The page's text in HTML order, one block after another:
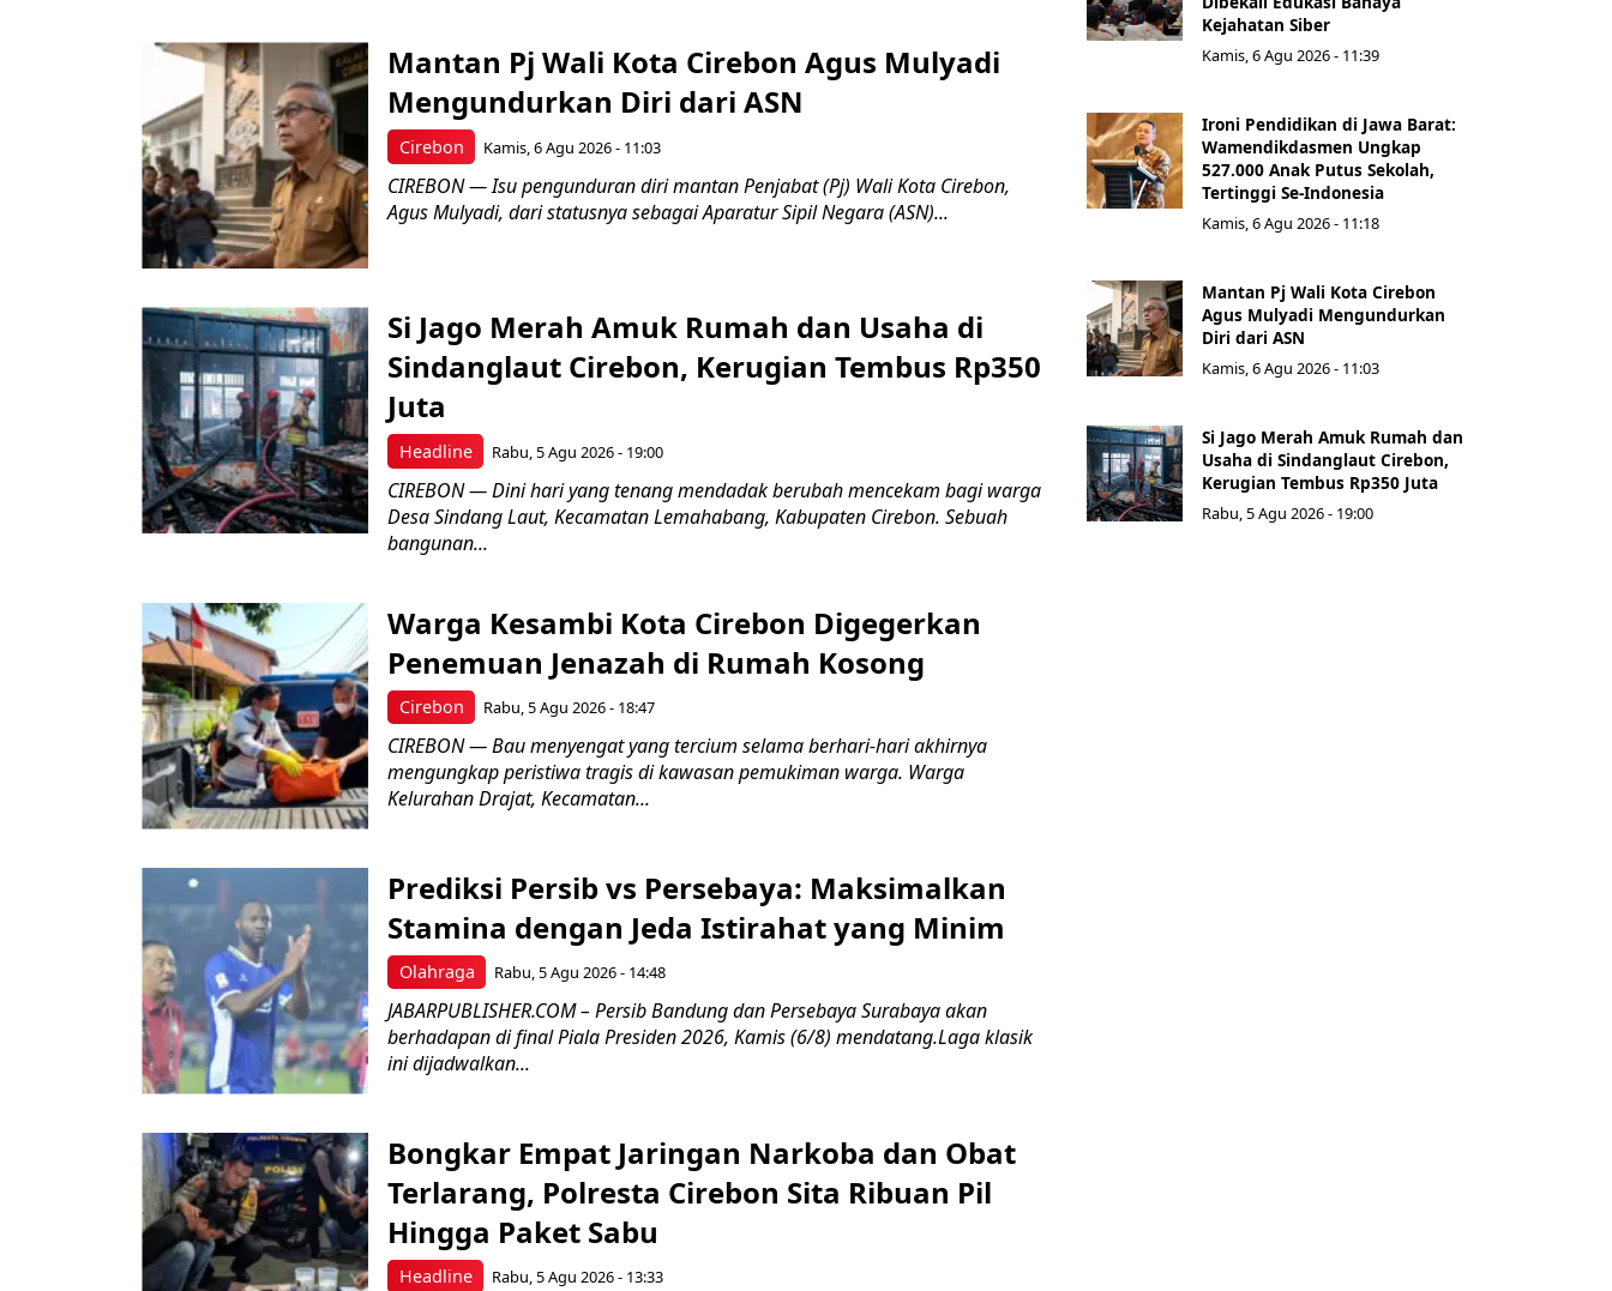
Cirebon
Mantan Pj Wali Kota Cirebon Agus Mulyadi
Mengundurkan Diri dari ASN
Kamis, 6 Agu 2026 - 11:03
CIREBON — Isu pengunduran diri mantan Penjabat (Pj) Wali Kota Cirebon,
Agus Mulyadi, dari statusnya sebagai Aparatur Sipil Negara (ASN)...
Headline
Si Jago Merah Amuk Rumah dan Usaha di
Sindanglaut Cirebon, Kerugian Tembus Rp350
Juta
Rabu, 5 Agu 2026 - 19:00
CIREBON — Dini hari yang tenang mendadak berubah mencekam bagi warga
Desa Sindang Laut, Kecamatan Lemahabang, Kabupaten Cirebon. Sebuah
bangunan...
Cirebon
Warga Kesambi Kota Cirebon Digegerkan
Penemuan Jenazah di Rumah Kosong
Rabu, 5 Agu 2026 - 18:47
CIREBON — Bau menyengat yang tercium selama berhari-hari akhirnya
mengungkap peristiwa tragis di kawasan pemukiman warga. Warga
Kelurahan Drajat, Kecamatan...
Olahraga
Prediksi Persib vs Persebaya: Maksimalkan
Stamina dengan Jeda Istirahat yang Minim
Rabu, 5 Agu 2026 - 14:48
JABARPUBLISHER.COM – Persib Bandung dan Persebaya Surabaya akan
berhadapan di final Piala Presiden 2026, Kamis (6/8) mendatang.Laga klasik
ini dijadwalkan...
Headline
Bongkar Empat Jaringan Narkoba dan Obat
Terlarang, Polresta Cirebon Sita Ribuan Pil
Hingga Paket Sabu
Rabu, 5 Agu 2026 - 13:33
Kejahatan Siber
Kamis, 6 Agu 2026 - 11:39
Ironi Pendidikan di Jawa Barat:
Wamendikdasmen Ungkap
527.000 Anak Putus Sekolah,
Tertinggi Se-Indonesia
Kamis, 6 Agu 2026 - 11:18
Mantan Pj Wali Kota Cirebon
Agus Mulyadi Mengundurkan
Diri dari ASN
Kamis, 6 Agu 2026 - 11:03
Si Jago Merah Amuk Rumah dan
Usaha di Sindanglaut Cirebon,
Kerugian Tembus Rp350 Juta
Rabu, 5 Agu 2026 - 19:00